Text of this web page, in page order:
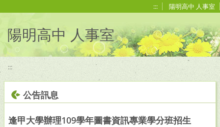
::: 陽明高中 人事室
陽明高中 人事室
:::
公告訊息
逢甲大學辦理109學年圖書資訊專業學分班招生